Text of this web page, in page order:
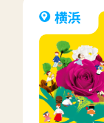
横浜